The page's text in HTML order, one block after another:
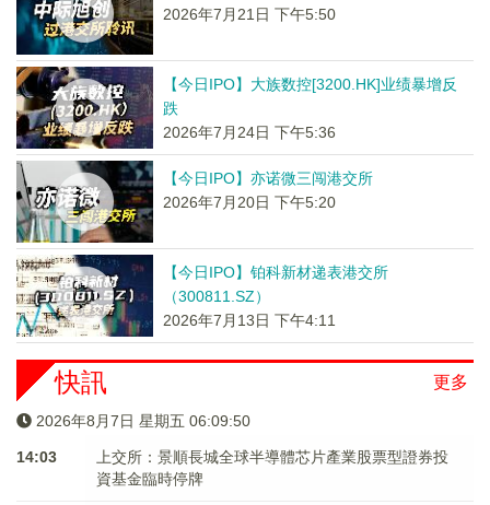
2026年7月21日 下午5:50
【今日IPO】大族数控[3200.HK]业绩暴增反
跌
2026年7月24日 下午5:36
【今日IPO】亦诺微三闯港交所
2026年7月20日 下午5:20
【今日IPO】铂科新材递表港交所
（300811.SZ）
2026年7月13日 下午4:11
更多
快訊
2026年8月7日 星期五 06:09:50
14:03
上交所：景順長城全球半導體芯片產業股票型證券投
資基金臨時停牌